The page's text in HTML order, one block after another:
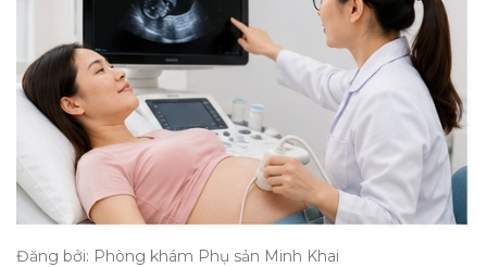
Đăng bởi: Phòng khám Phụ sản Minh Khai